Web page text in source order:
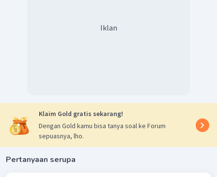
Iklan
Klaim Gold gratis sekarang!
Dengan Gold kamu bisa tanya soal ke Forum
sepuasnya, lho.
Pertanyaan serupa